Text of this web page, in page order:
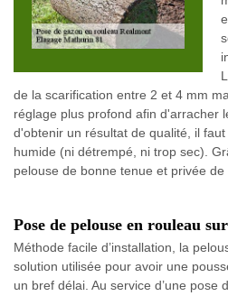
de la scarification entre 2 et 4 mm
réglage plus profond afin d'arracher
d'obtenir un résultat de qualité, il
humide (ni détrempé, ni trop sec).
pelouse de bonne tenue et privée de
Pose de pelouse en rouleau
Méthode facile d’installation, la
solution utilisée pour avoir une
un bref délai. Au service d’une pose